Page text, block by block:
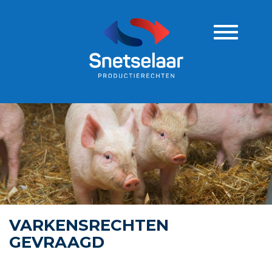
Navigatie
VARKENSRECHTEN
GEVRAAGD